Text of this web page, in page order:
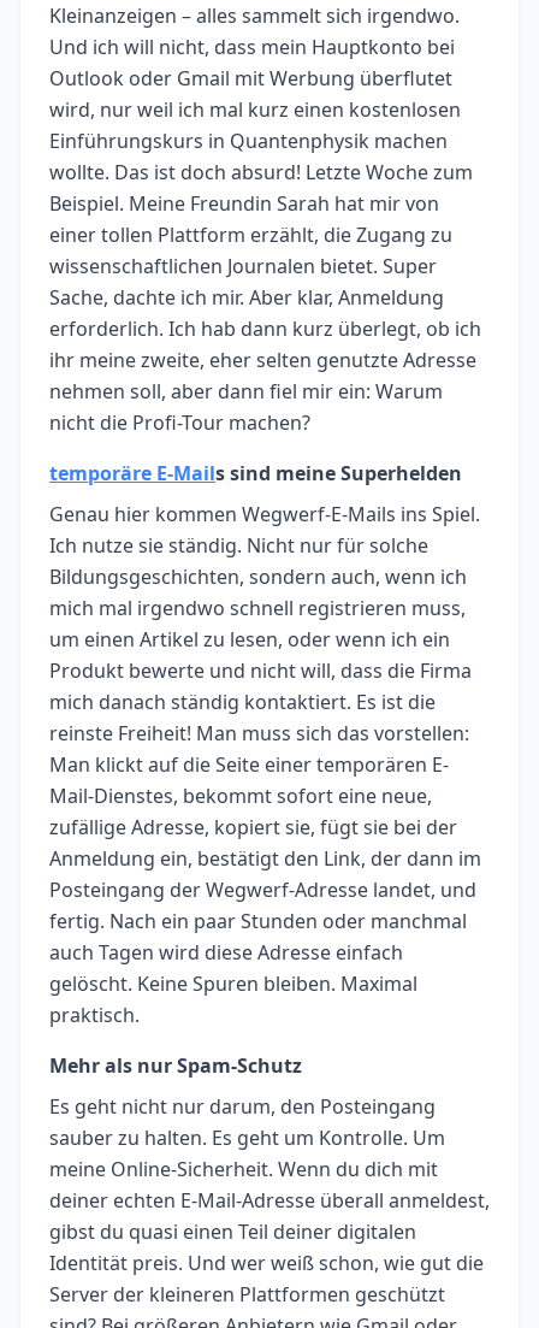
Kleinanzeigen – alles sammelt sich irgendwo.
Und ich will nicht, dass mein Hauptkonto bei
Outlook oder Gmail mit Werbung überflutet
wird, nur weil ich mal kurz einen kostenlosen
Einführungskurs in Quantenphysik machen
wollte. Das ist doch absurd! Letzte Woche zum
Beispiel. Meine Freundin Sarah hat mir von
einer tollen Plattform erzählt, die Zugang zu
wissenschaftlichen Journalen bietet. Super
Sache, dachte ich mir. Aber klar, Anmeldung
erforderlich. Ich hab dann kurz überlegt, ob ich
ihr meine zweite, eher selten genutzte Adresse
nehmen soll, aber dann fiel mir ein: Warum
nicht die Profi-Tour machen?
temporäre E-Mails sind meine Superhelden
Genau hier kommen Wegwerf-E-Mails ins Spiel.
Ich nutze sie ständig. Nicht nur für solche
Bildungsgeschichten, sondern auch, wenn ich
mich mal irgendwo schnell registrieren muss,
um einen Artikel zu lesen, oder wenn ich ein
Produkt bewerte und nicht will, dass die Firma
mich danach ständig kontaktiert. Es ist die
reinste Freiheit! Man muss sich das vorstellen:
Man klickt auf die Seite einer temporären E-
Mail-Dienstes, bekommt sofort eine neue,
zufällige Adresse, kopiert sie, fügt sie bei der
Anmeldung ein, bestätigt den Link, der dann im
Posteingang der Wegwerf-Adresse landet, und
fertig. Nach ein paar Stunden oder manchmal
auch Tagen wird diese Adresse einfach
gelöscht. Keine Spuren bleiben. Maximal
praktisch.
Mehr als nur Spam-Schutz
Es geht nicht nur darum, den Posteingang
sauber zu halten. Es geht um Kontrolle. Um
meine Online-Sicherheit. Wenn du dich mit
deiner echten E-Mail-Adresse überall anmeldest,
gibst du quasi einen Teil deiner digitalen
Identität preis. Und wer weiß schon, wie gut die
Server der kleineren Plattformen geschützt